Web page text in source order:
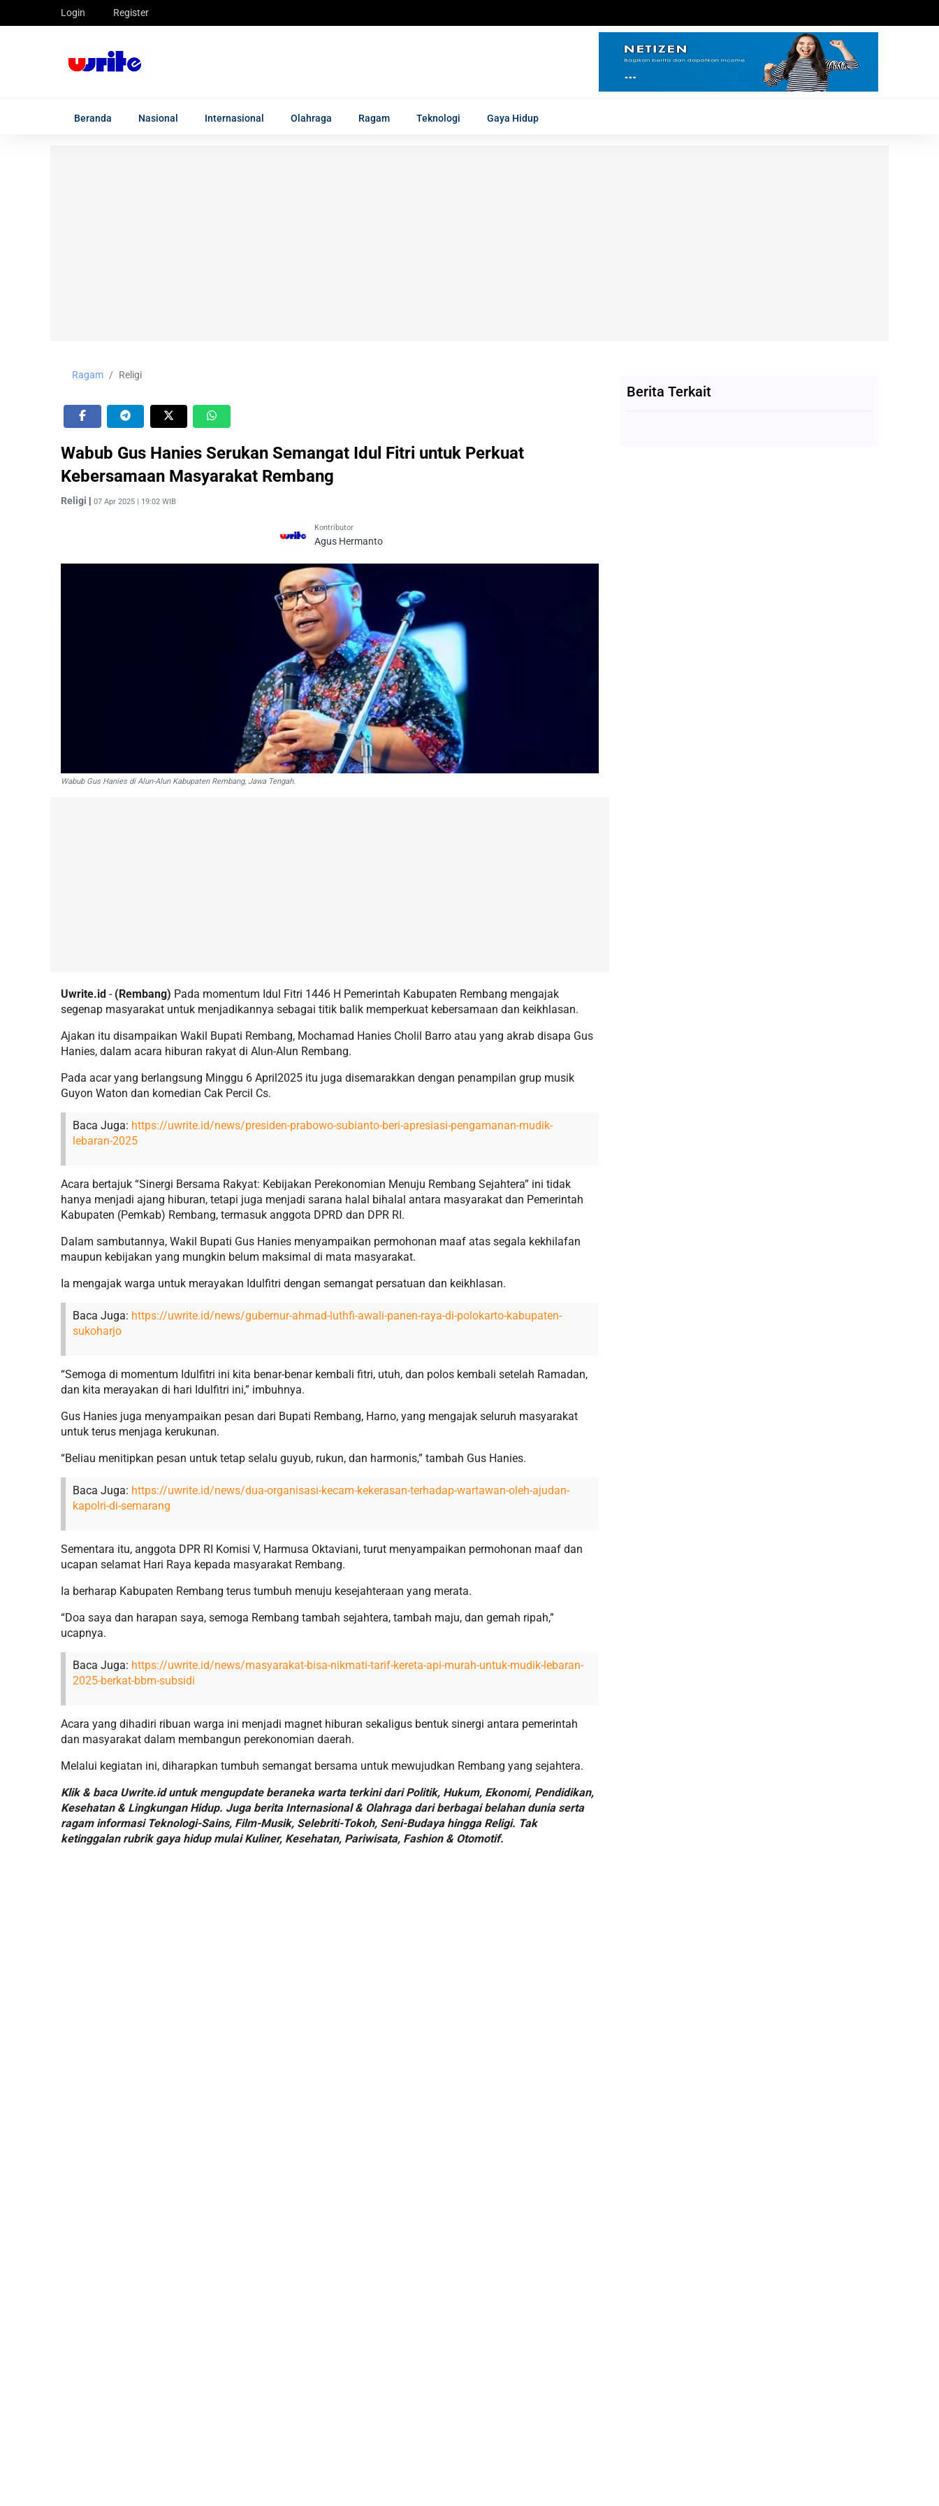
Login Register
Beranda Nasional Internasional Olahraga Ragam Teknologi Gaya Hidup
Ragam Religi
Wabub Gus Hanies Serukan Semangat Idul Fitri untuk Perkuat
Kebersamaan Masyarakat Rembang
Religi | 07 Apr 2025 | 19:02 WIB
Kontributor
Agus Hermanto
Wabub Gus Hanies di Alun-Alun Kabupaten Rembang, Jawa Tengah.
Uwrite.id - (Rembang) Pada momentum Idul Fitri 1446 H Pemerintah Kabupaten Rembang mengajak
segenap masyarakat untuk menjadikannya sebagai titik balik memperkuat kebersamaan dan keikhlasan.
Ajakan itu disampaikan Wakil Bupati Rembang, Mochamad Hanies Cholil Barro atau yang akrab disapa Gus
Hanies, dalam acara hiburan rakyat di Alun-Alun Rembang.
Pada acar yang berlangsung Minggu 6 April2025 itu juga disemarakkan dengan penampilan grup musik
Guyon Waton dan komedian Cak Percil Cs.
Baca Juga: https://uwrite.id/news/presiden-prabowo-subianto-beri-apresiasi-pengamanan-mudik-
lebaran-2025
Acara bertajuk “Sinergi Bersama Rakyat: Kebijakan Perekonomian Menuju Rembang Sejahtera” ini tidak
hanya menjadi ajang hiburan, tetapi juga menjadi sarana halal bihalal antara masyarakat dan Pemerintah
Kabupaten (Pemkab) Rembang, termasuk anggota DPRD dan DPR RI.
Dalam sambutannya, Wakil Bupati Gus Hanies menyampaikan permohonan maaf atas segala kekhilafan
maupun kebijakan yang mungkin belum maksimal di mata masyarakat.
Ia mengajak warga untuk merayakan Idulfitri dengan semangat persatuan dan keikhlasan.
Baca Juga: https://uwrite.id/news/gubernur-ahmad-luthfi-awali-panen-raya-di-polokarto-kabupaten-
sukoharjo
“Semoga di momentum Idulfitri ini kita benar-benar kembali fitri, utuh, dan polos kembali setelah Ramadan,
dan kita merayakan di hari Idulfitri ini,” imbuhnya.
Gus Hanies juga menyampaikan pesan dari Bupati Rembang, Harno, yang mengajak seluruh masyarakat
untuk terus menjaga kerukunan.
“Beliau menitipkan pesan untuk tetap selalu guyub, rukun, dan harmonis,” tambah Gus Hanies.
Baca Juga: https://uwrite.id/news/dua-organisasi-kecam-kekerasan-terhadap-wartawan-oleh-ajudan-
kapolri-di-semarang
Sementara itu, anggota DPR RI Komisi V, Harmusa Oktaviani, turut menyampaikan permohonan maaf dan
ucapan selamat Hari Raya kepada masyarakat Rembang.
Ia berharap Kabupaten Rembang terus tumbuh menuju kesejahteraan yang merata.
“Doa saya dan harapan saya, semoga Rembang tambah sejahtera, tambah maju, dan gemah ripah,”
ucapnya.
Baca Juga: https://uwrite.id/news/masyarakat-bisa-nikmati-tarif-kereta-api-murah-untuk-mudik-lebaran-
2025-berkat-bbm-subsidi
Acara yang dihadiri ribuan warga ini menjadi magnet hiburan sekaligus bentuk sinergi antara pemerintah
dan masyarakat dalam membangun perekonomian daerah.
Melalui kegiatan ini, diharapkan tumbuh semangat bersama untuk mewujudkan Rembang yang sejahtera.
Klik & baca Uwrite.id untuk mengupdate beraneka warta terkini dari Politik, Hukum, Ekonomi, Pendidikan,
Kesehatan & Lingkungan Hidup. Juga berita Internasional & Olahraga dari berbagai belahan dunia serta
ragam informasi Teknologi-Sains, Film-Musik, Selebriti-Tokoh, Seni-Budaya hingga Religi. Tak
ketinggalan rubrik gaya hidup mulai Kuliner, Kesehatan, Pariwisata, Fashion & Otomotif.
Berita Terkait